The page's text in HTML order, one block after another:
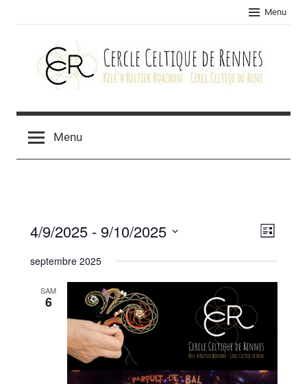
Menu
Cercle
celtique
Menu
par
Liste
4/9/2025 - 9/10/2025
une
date.
septembre 2025
SAM
6